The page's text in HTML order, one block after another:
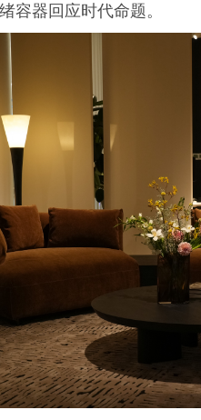
容器回应时代命题。